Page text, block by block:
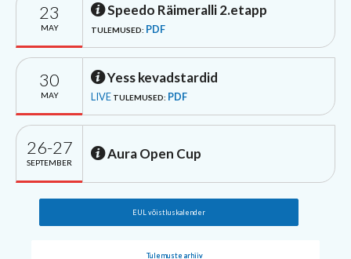
23
MAY
Speedo Räimeralli 2.etapp
TULEMUSED: PDF
30
MAY
Yess kevadstardid
LIVE TULEMUSED: PDF
26-27
SEPTEMBER
Aura Open Cup
EUL võistluskalender
Tulemuste arhiiv